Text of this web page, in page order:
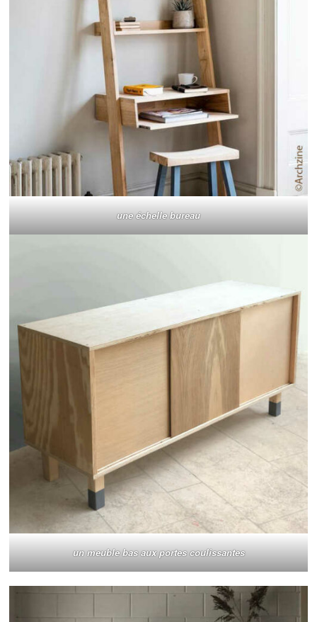
une échelle bureau
un meuble bas aux portes coulissantes